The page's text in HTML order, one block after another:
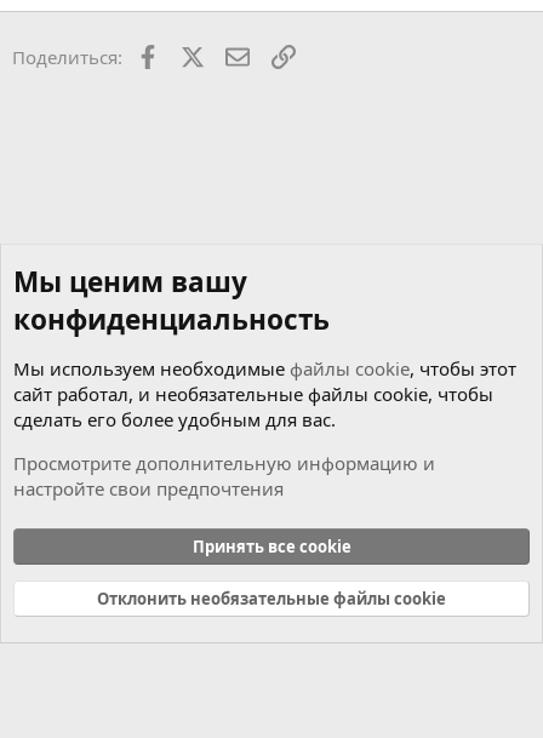
р
р
Поделиться: Facebook ПочтаСсылкой
Cookies
Russian (RU)
Связь с нами
Условия и правила
Политика конфиденциальности
Справка Главная
R
Мы ценим вашу
конфиденциальность
Мы используем необходимые файлы cookie, чтобы этот
сайт работал, и необязательные файлы cookie, чтобы
сделать его более удобным для вас.
Просмотрите дополнительную информацию и
настройте свои предпочтения
Принять все cookie
Отклонить необязательные файлы cookie